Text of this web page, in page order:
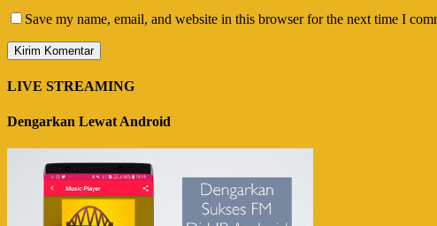
Save my name, email, and website in this browser for the next time I
LIVE STREAMING
Dengarkan Lewat Android